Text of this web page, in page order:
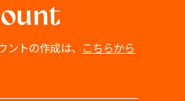
ントの作成は、 こちらから